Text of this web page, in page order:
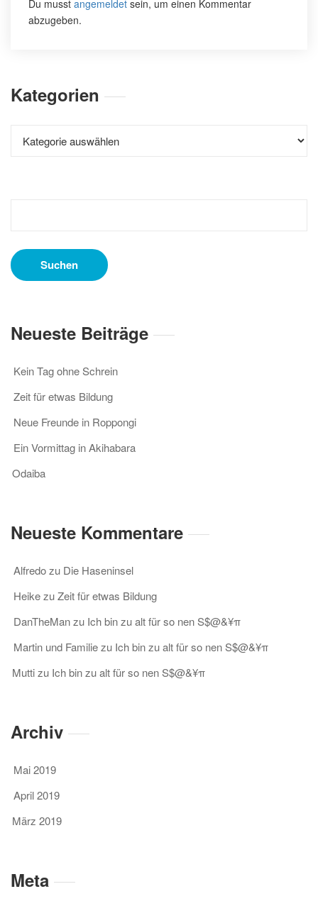
Du musst angemeldet sein, um einen Kommentar
abzugeben.
Kategorien
Neueste Beiträge
Kein Tag ohne Schrein
Zeit für etwas Bildung
Neue Freunde in Roppongi
Ein Vormittag in Akihabara
Odaiba
Neueste Kommentare
Alfredozu Die Haseninsel
HeikezuZeit für etwas Bildung
DanTheManzu Ich bin zu alt für so nen S$@&¥π
Martin und Familiezu Ich bin zu alt für so nen S$@&¥π
Muttizu Ich bin zu alt für so nen S$@&¥π
Archiv
Mai 2019
April 2019
März 2019
Meta